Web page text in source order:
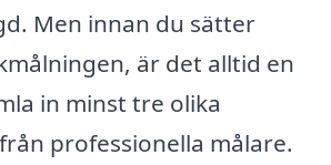
Men innan du sätter
är det alltid en
in minst tre olika
professionella målare.